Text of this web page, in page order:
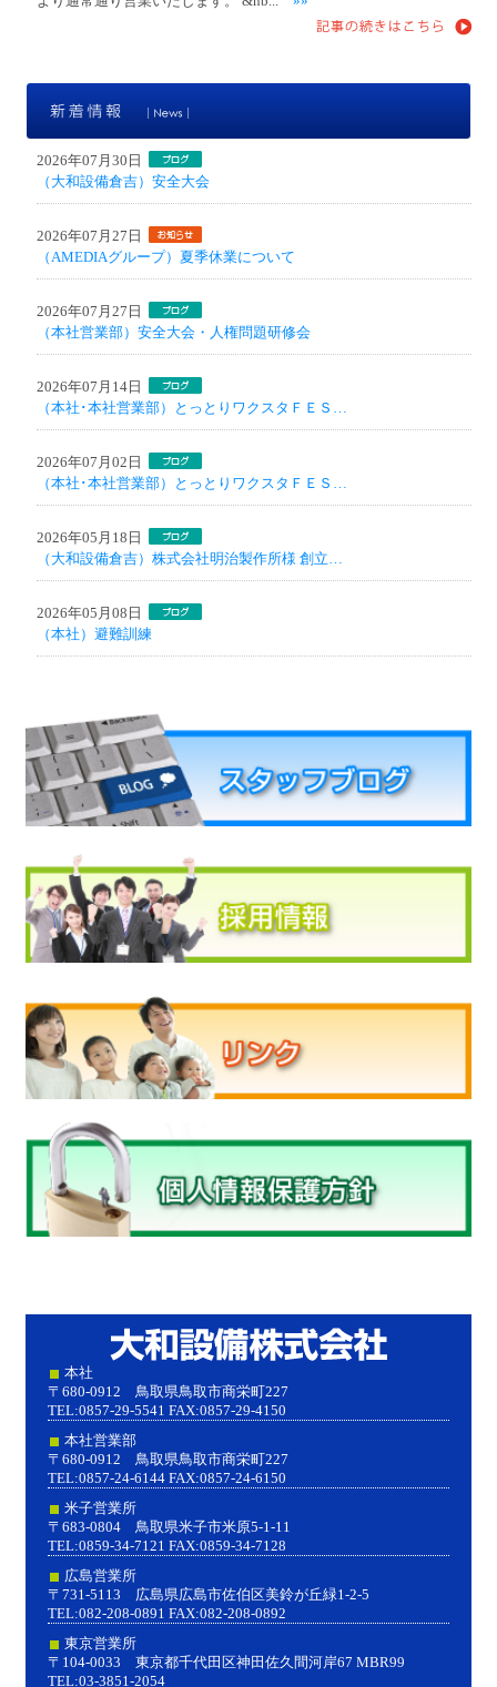
2026年07月30日
（大和設備倉吉）安全大会
2026年07月27日
（AMEDIAグループ）夏季休業について
2026年07月27日
（本社営業部）安全大会・人権問題研修会
2026年07月14日
（本社･本社営業部）とっとりワクスタＦＥＳ…
2026年07月02日
（本社･本社営業部）とっとりワクスタＦＥＳ…
2026年05月18日
（大和設備倉吉）株式会社明治製作所様 創立…
2026年05月08日
（本社）避難訓練
本社
〒680-0912 鳥取県鳥取市商栄町227
TEL:0857-29-5541 FAX:0857-29-4150
本社営業部
〒680-0912 鳥取県鳥取市商栄町227
TEL:0857-24-6144 FAX:0857-24-6150
米子営業所
〒683-0804 鳥取県米子市米原5-1-11
TEL:0859-34-7121 FAX:0859-34-7128
広島営業所
〒731-5113 広島県広島市佐伯区美鈴が丘緑1-2-5
TEL:082-208-0891 FAX:082-208-0892
東京営業所
〒104-0033 東京都千代田区神田佐久間河岸67 MBR99
TEL:03-3851-2054